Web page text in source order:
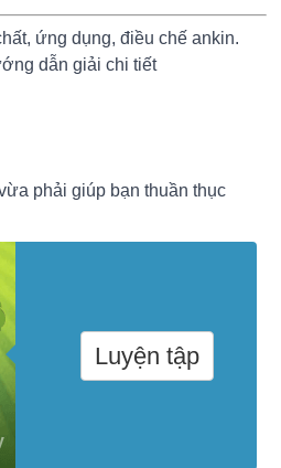
ứng dụng, điều chế ankin.
dẫn giải chi tiết
phải giúp bạn thuần thục
Luyện tập